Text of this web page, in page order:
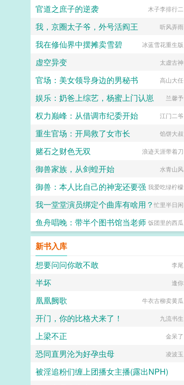
官道之庶子的逆袭 木子李排行二
我，京圈太子爷，外号活阎王 听风弄雨
我在修仙界中摆摊卖雪碧 冰蓝雪花重生版
虚空异变 太虚古神
官场：美女领导身边的男秘书 高山大任
娱乐：奶爸上综艺，杨蜜上门认崽 兰馨予
权力巅峰：从借调市纪委开始 江门二爷
重生官场：开局救了女市长 馅饼大叔
赌石之财色无双 浪迹天涯带着刀
御兽家族，从剑蝗开始 水青山风
御兽：本人比自己的神宠还要强 我爱吃绿柠檬
我一堂堂演员绑定个曲库有啥用？ 忙里半日闲
鱼舟唱晚：带半个图书馆当老师 饭团里的西瓜
新书入库
想要问问你敢不敢
李尾
半坏 逢你
凰凰阙歌 牛衣古柳卖黄瓜
开门，你的比格犬来了！ 九流书生
上梁不正 金呆了
恐同直男沦为好孕虫母 凌波玉
被淫追粉们缠上团播女主播(露出NPH)